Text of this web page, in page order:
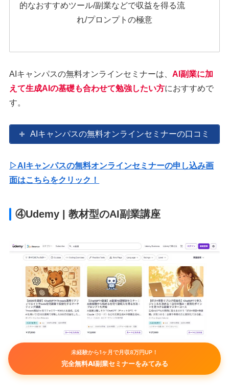
的なおすすめツール/副業などで収益を得る流
れ/プロンプトの極意
AIキャンパスの無料オンラインセミナーは、AI副業に加
えて生成AIの基礎も合わせて勉強したい方におすすめで
す。
AIキャンパスの無料オンラインセミナーの口コミ
▷AIキャンパスの無料オンラインセミナーの申し込み画
面はこちらをクリック！
④Udemy | 教材型のAI副業講座
未経験から1ヶ月で月収8万円UP！
完全無料AI副業セミナーをみてみる